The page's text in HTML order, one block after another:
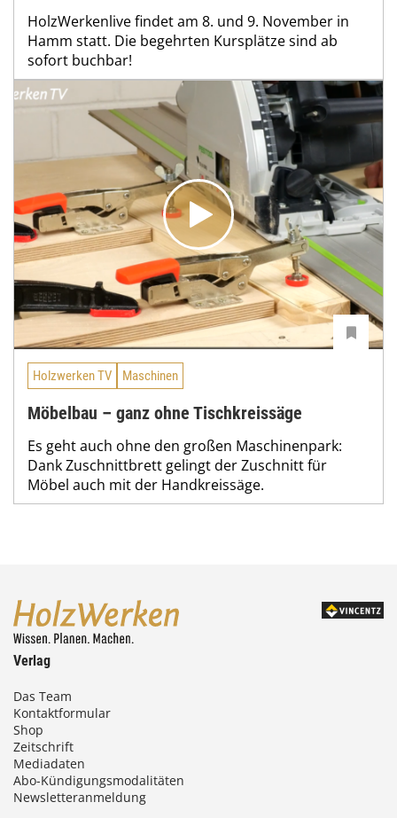
HolzWerkenlive findet am 8. und 9. November in
Hamm statt. Die begehrten Kursplätze sind ab
sofort buchbar!
Holzwerken TV Maschinen
Möbelbau – ganz ohne Tischkreissäge
Es geht auch ohne den großen Maschinenpark:
Dank Zuschnittbrett gelingt der Zuschnitt für
Möbel auch mit der Handkreissäge.
Verlag
Das Team
Kontaktformular
Shop
Zeitschrift
Mediadaten
Abo-Kündigungsmodalitäten
Newsletteranmeldung